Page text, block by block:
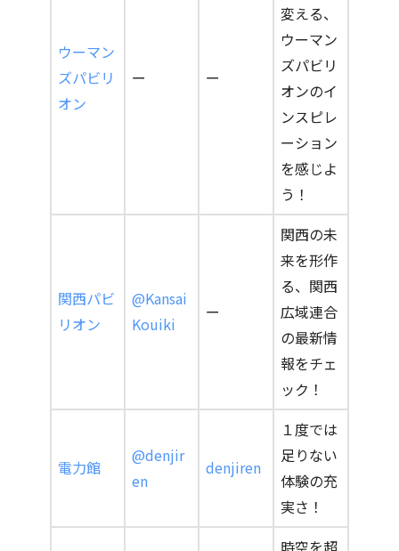
ウーマン
ズパビリ
オン
ー ー
変える、
ウーマン
ズパビリ
オンのイ
ンスピレ
ーション
を感じよ
う！
関西パビ
リオン
@Kansai
Kouiki
ー
関西の未
来を形作
る、関西
広域連合
の最新情
報をチェ
ック！
電力館
@denjir
en
denjiren
１度では
足りない
体験の充
実さ！